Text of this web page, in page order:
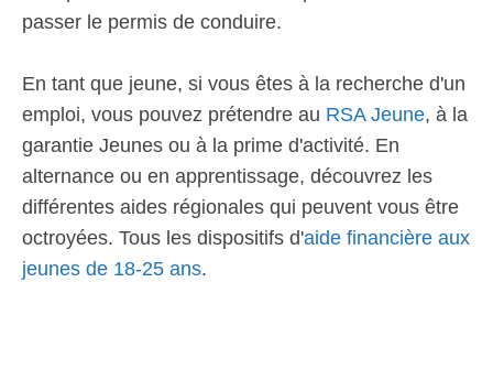
passer le permis de conduire.
En tant que jeune, si vous êtes à la recherche d'un
emploi, vous pouvez prétendre au RSA Jeune, à la
garantie Jeunes ou à la prime d'activité. En
alternance ou en apprentissage, découvrez les
différentes aides régionales qui peuvent vous être
octroyées. Tous les dispositifs d'aide financière aux
jeunes de 18-25 ans.